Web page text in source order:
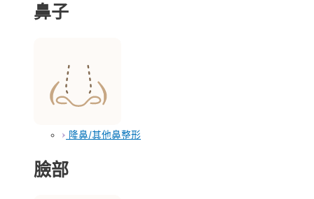
鼻子
隆鼻/其他鼻整形
臉部